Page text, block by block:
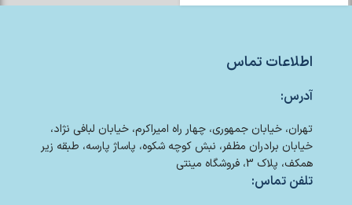
اطلاعات تماس
آدرس:
تهران، خیابان جمهوری، چهار راه امیراکرم، خیابان لبافی نژاد،
خیابان برادران مظفر، نبش کوچه شکوه، پاساژ پارسه، طبقه زیر
همکف، پلاک 3، فروشگاه مینتی
تلفن تماس: